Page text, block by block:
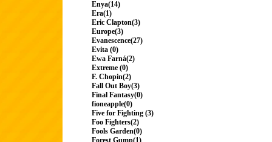
Enya(14)
Era(1)
Eric Clapton(3)
Europe(3)
Evanescence(27)
Evita (0)
Ewa Farná(2)
Extreme (0)
F. Chopin(2)
Fall Out Boy(3)
Final Fantasy(0)
fioneapple(0)
Five for Fighting (3)
Foo Fighters(2)
Fools Garden(0)
Forest Gump(1)